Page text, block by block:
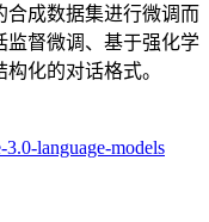
成数据集进行微调而
监督微调、基于强化学
化的对话格式。
language-models